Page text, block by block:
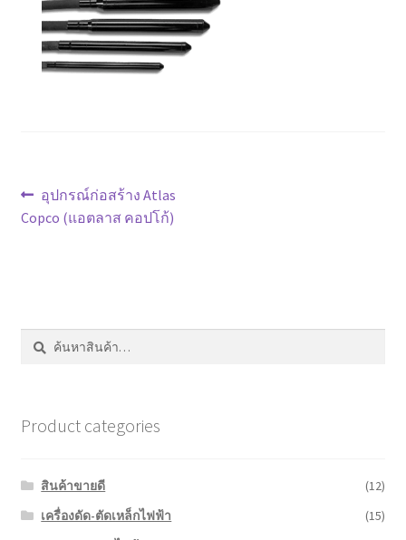
ติดต่อเรา
นโยบายการคืนเงิน
ประวัติบริษัท
หน้าแรก COPKO
แนะแนว
เรื่อง
Previous
post:
อุปกรณ์ก่อสร้าง Atlas
Copco (แอตลาส คอปโก้)
ค้นหา:
ค้นหา
Product categories
สินค้าขายดี
(12)
เครื่องดัด-ตัดเหล็กไฟฟ้า
(15)